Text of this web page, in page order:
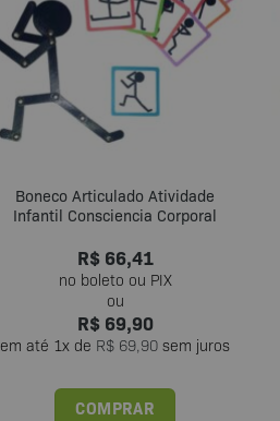
Boneco Articulado Atividade
Infantil Consciencia Corporal
R$66,41
R$69,90
em até 1x de R$ 69,90 sem juros
COMPRAR